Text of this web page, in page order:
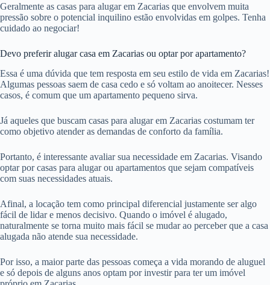
Geralmente as casas para alugar em Zacarias que envolvem muita
pressão sobre o potencial inquilino estão envolvidas em golpes. Tenha
cuidado ao negociar!
Devo preferir alugar casa em Zacarias ou optar por apartamento?
Essa é uma dúvida que tem resposta em seu estilo de vida em Zacarias!
Algumas pessoas saem de casa cedo e só voltam ao anoitecer. Nesses
casos, é comum que um apartamento pequeno sirva.
Já aqueles que buscam casas para alugar em Zacarias costumam ter
como objetivo atender as demandas de conforto da família.
Portanto, é interessante avaliar sua necessidade em Zacarias. Visando
optar por casas para alugar ou apartamentos que sejam compatíveis
com suas necessidades atuais.
Afinal, a locação tem como principal diferencial justamente ser algo
fácil de lidar e menos decisivo. Quando o imóvel é alugado,
naturalmente se torna muito mais fácil se mudar ao perceber que a casa
alugada não atende sua necessidade.
Por isso, a maior parte das pessoas começa a vida morando de aluguel
e só depois de alguns anos optam por investir para ter um imóvel